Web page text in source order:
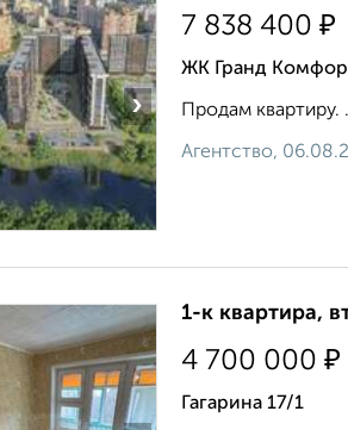
›
7 838 400 ₽
ЖК Гранд
Продам квартиру.
Агентство,
1-к квартира,
4 700 000 ₽
Гагарина 17/1